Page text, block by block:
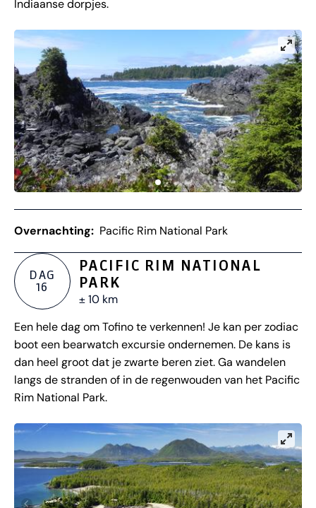
Indiaanse dorpjes.
Overnachting: Pacific Rim National Park
DAG
16
PACIFIC RIM NATIONAL
PARK
± 10 km
Een hele dag om Tofino te verkennen! Je kan per zodiac
boot een bearwatch excursie ondernemen. De kans is
dan heel groot dat je zwarte beren ziet. Ga wandelen
langs de stranden of in de regenwouden van het Pacific
Rim National Park.